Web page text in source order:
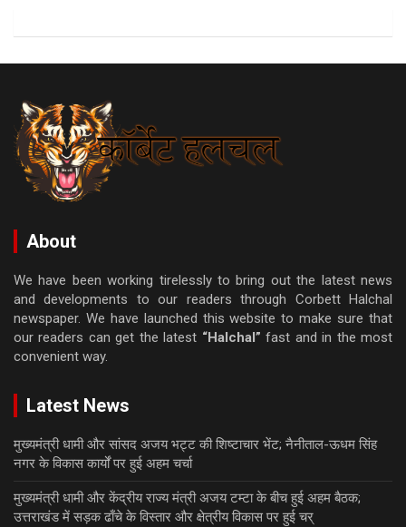
About
We have been working tirelessly to bring out the latest news
and developments to our readers through Corbett Halchal
newspaper. We have launched this website to make sure that
our readers can get the latest “Halchal” fast and in the most
convenient way.
Latest News
मुख्यमंत्री धामी और सांसद अजय भट्ट की शिष्टाचार भेंट; नैनीताल-ऊधम सिंह
नगर के विकास कार्यों पर हुई अहम चर्चा
मुख्यमंत्री धामी और केंद्रीय राज्य मंत्री अजय टम्टा के बीच हुई अहम बैठक;
उत्तराखंड में सड़क ढाँचे के विस्तार और क्षेत्रीय विकास पर हुई चर्